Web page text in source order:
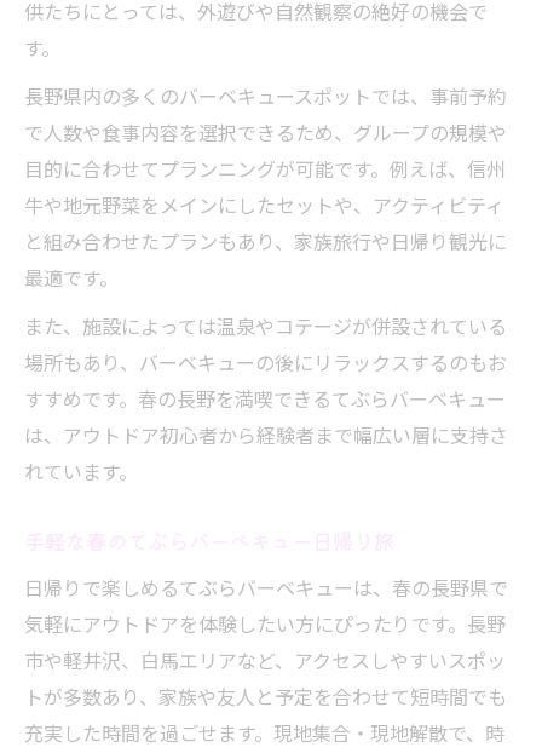
供たちにとっては、外遊びや自然観察の絶好の機会で
す。
長野県内の多くのバーベキュースポットでは、事前予約
で人数や食事内容を選択できるため、グループの規模や
目的に合わせてプランニングが可能です。例えば、信州
牛や地元野菜をメインにしたセットや、アクティビティ
と組み合わせたプランもあり、家族旅行や日帰り観光に
最適です。
また、施設によっては温泉やコテージが併設されている
場所もあり、バーベキューの後にリラックスするのもお
すすめです。春の長野を満喫できるてぶらバーベキュー
は、アウトドア初心者から経験者まで幅広い層に支持さ
れています。
日帰りで楽しめるてぶらバーベキューは、春の長野県で
気軽にアウトドアを体験したい方にぴったりです。長野
市や軽井沢、白馬エリアなど、アクセスしやすいスポッ
トが多数あり、家族や友人と予定を合わせて短時間でも
充実した時間を過ごせます。現地集合・現地解散で、時